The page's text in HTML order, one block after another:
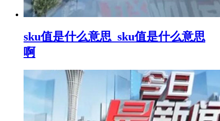
sku值是什么意思_sku值是什么意思
啊